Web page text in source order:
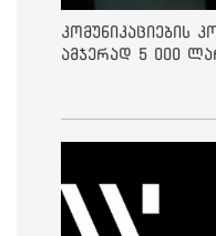
კომუნიკაციების
ამჯერად 5 000